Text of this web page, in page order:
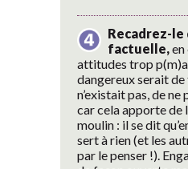
Recadrez-le
factuelle,en
attitudes trop
dangereux serait de
n’existait pas, de ne
car cela apporte de
moulin : il se dit
sert à rien (et les
par le penser !).